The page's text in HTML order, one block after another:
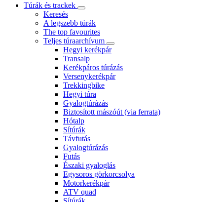
Túrák és trackek
Keresés
A legszebb túrák
The top favourites
Teljes túraarchívum
Hegyi kerékpár
Transalp
Kerékpáros túrázás
Versenykerékpár
Trekkingbike
Hegyi túra
Gyalogtúrázás
Biztosított mászóút (via ferrata)
Hótalp
Sítúrák
Távfutás
Gyalogtúrázás
Futás
Északi gyaloglás
Egysoros görkorcsolya
Motorkerékpár
ATV quad